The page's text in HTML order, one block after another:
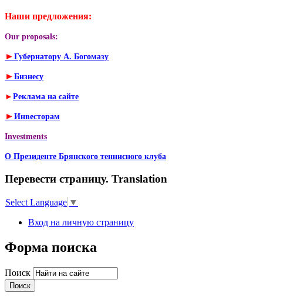
Наши предложения:
Our proposals:
► Губернатору А. Богомазу
► Бизнесу
► Реклама на сайте
► Инвесторам
Investments
О Президенте Брянского теннисного клуба
Перевести страницу. Translation
Select Language ▼
Вход на личную страницу
Форма поиска
Поиск